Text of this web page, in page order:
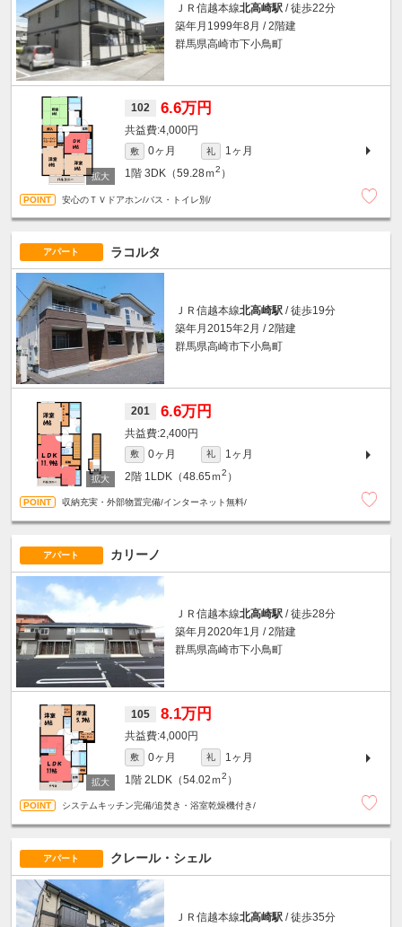
ＪＲ信越本線北高崎駅 / 徒歩22分
築年月1999年8月 / 2階建
群馬県高崎市下小鳥町
102 6.6万円
4,000円
敷 0ヶ月 礼
1ヶ月
1階 3DK（59.28ｍ2 ）
安心のＴＶドアホン/バス・トイレ別/
アパート ラコルタ
ＪＲ信越本線北高崎駅 / 徒歩19分
築年月2015年2月 / 2階建
群馬県高崎市下小鳥町
201 6.6万円
2,400円
敷 0ヶ月 礼
1ヶ月
2階 1LDK（48.65ｍ2 ）
収納充実・外部物置完備/インターネット無料/
アパート カリーノ
ＪＲ信越本線北高崎駅 / 徒歩28分
築年月2020年1月 / 2階建
群馬県高崎市下小鳥町
105 8.1万円
4,000円
敷 0ヶ月 礼
1ヶ月
1階 2LDK（54.02ｍ2 ）
システムキッチン完備/追焚き・浴室乾燥機付き/
アパート クレール・シェル
ＪＲ信越本線北高崎駅 / 徒歩35分